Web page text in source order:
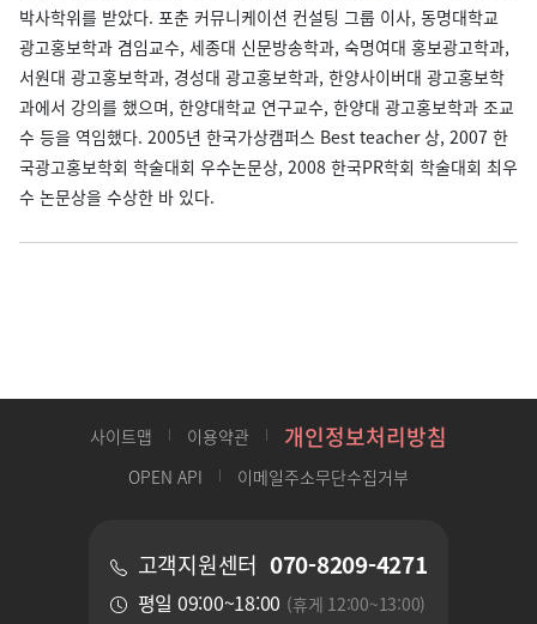
박사학위를 받았다. 포춘 커뮤니케이션 컨설팅 그룹 이사, 동명대학교
광고홍보학과 겸임교수, 세종대 신문방송학과, 숙명여대 홍보광고학과,
서원대 광고홍보학과, 경성대 광고홍보학과, 한양사이버대 광고홍보학
과에서 강의를 했으며, 한양대학교 연구교수, 한양대 광고홍보학과 조교
수 등을 역임했다. 2005년 한국가상캠퍼스 Best teacher 상, 2007 한
국광고홍보학회 학술대회 우수논문상, 2008 한국PR학회 학술대회 최우
수 논문상을 수상한 바 있다.
사이트맵 이용약관 개인정보처리방침
OPEN API 이메일주소무단수집거부
고객지원센터 070-8209-4271
평일 09:00~18:00 (휴게 12:00~13:00)